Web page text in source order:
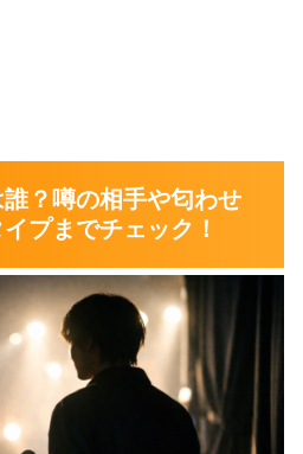
？噂の相手や匂わせ
プまでチェック！